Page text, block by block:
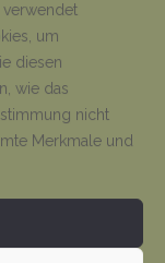
um
diesen
wie das
nicht
Merkmale und